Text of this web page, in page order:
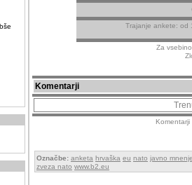
Trajanje ankete: od
Za
Komentarji
Označbe: anketa hrvaška eu nato javno
zveza nato www.b2.eu